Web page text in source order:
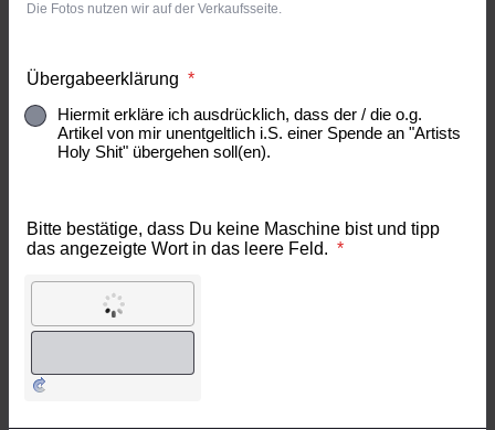
Die Fotos nutzen wir auf der Verkaufsseite.
Übergabeerklärung *
Hiermit erkläre ich ausdrücklich, dass der / die o.g.
Artikel von mir unentgeltlich i.S. einer Spende an "Artists
Holy Shit" übergehen soll(en).
Bitte bestätige, dass Du keine Maschine bist und tipp
das angezeigte Wort in das leere Feld. *